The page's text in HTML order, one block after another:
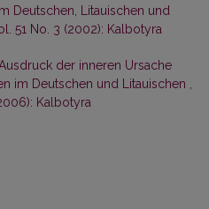
Deutschen, Litauischen und
51 No. 3 (2002): Kalbotyra
der inneren Ursache
im Deutschen und Litauischen
Kalbotyra